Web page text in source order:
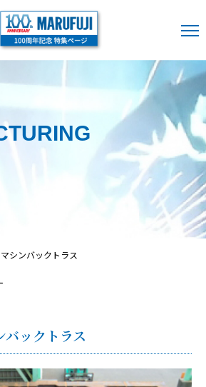
シンバックトラス
バックトラス